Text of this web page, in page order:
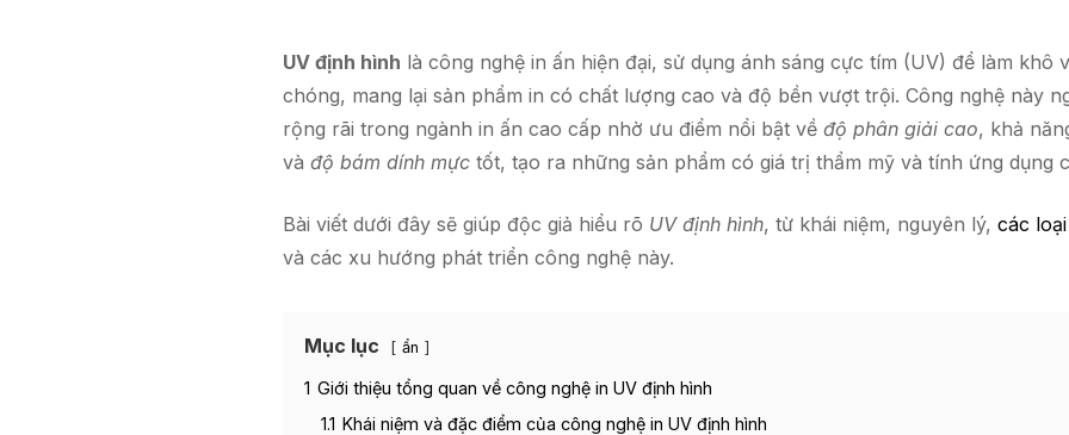
UV định hình là công nghệ in ấn hiện đại, sử dụng ánh sáng cực tím (UV) để làm khô
chóng, mang lại sản phẩm in có chất lượng cao và độ bền vượt trội. Công nghệ này
rộng rãi trong ngành in ấn cao cấp nhờ ưu điểm nổi bật về độ phân giải cao, khả
và độ bám dính mực tốt, tạo ra những sản phẩm có giá trị thẩm mỹ và tính ứng dụng
Bài viết dưới đây sẽ giúp độc giả hiểu rõ UV định hình, từ khái niệm, nguyên lý, các
và các xu hướng phát triển công nghệ này.
Mục lục ẩn
1 Giới thiệu tổng quan về công nghệ in UV định hình
1.1 Khái niệm và đặc điểm của công nghệ in UV định hình